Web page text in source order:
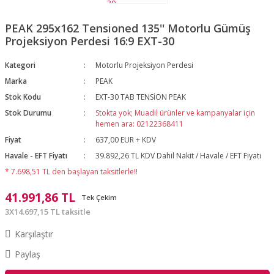
PEAK 295x162 Tensioned 135'' Motorlu Gümüş
Projeksiyon Perdesi 16:9 EXT-30
Kategori
Motorlu Projeksiyon Perdesi
Marka
PEAK
Stok Kodu
EXT-30 TAB TENSİON PEAK
Stok Durumu
Stokta yok; Muadil ürünler ve kampanyalar için
hemen ara: 02122368411
Fiyat
637,00 EUR + KDV
Havale - EFT Fiyatı
39.892,26 TL KDV Dahil Nakit / Havale / EFT Fiyatı
* 7.698,51 TL den başlayan taksitlerle!!
41.991,86 TL Tek Çekim
3X14.697,15 TL taksitle
Karşılaştır
Paylaş